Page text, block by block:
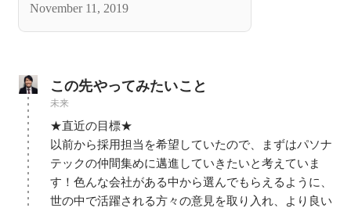
November 11, 2019
この先やってみたいこと
未来
★直近の目標★
以前から採用担当を希望していたので、まずはパソナ
テックの仲間集めに邁進していきたいと考えていま
す！色んな会社がある中から選んでもらえるように、
世の中で活躍される方々の意見を取り入れ、より良い